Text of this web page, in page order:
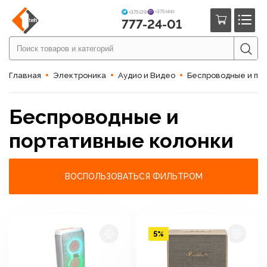
+375 (29) +375 (44)
777-24-01
Главная Электроника Аудио и Видео Беспроводные и
Беспроводные и
портативные колонки
ВОСПОЛЬЗОВАТЬСЯ ФИЛЬТРОМ
5%